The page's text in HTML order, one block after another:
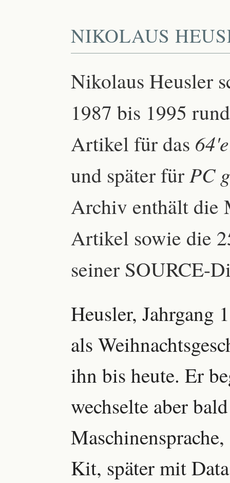
NIKOLAUS
Nikolaus Heusler
1987 bis 1995
Artikel für das
und später fürPC
Archiv enthält die
Artikel sowie die
seiner SOURCE-
Heusler, Jahrgang
als
ihn bis heute. Er
wechselte aber
Kit, später mit